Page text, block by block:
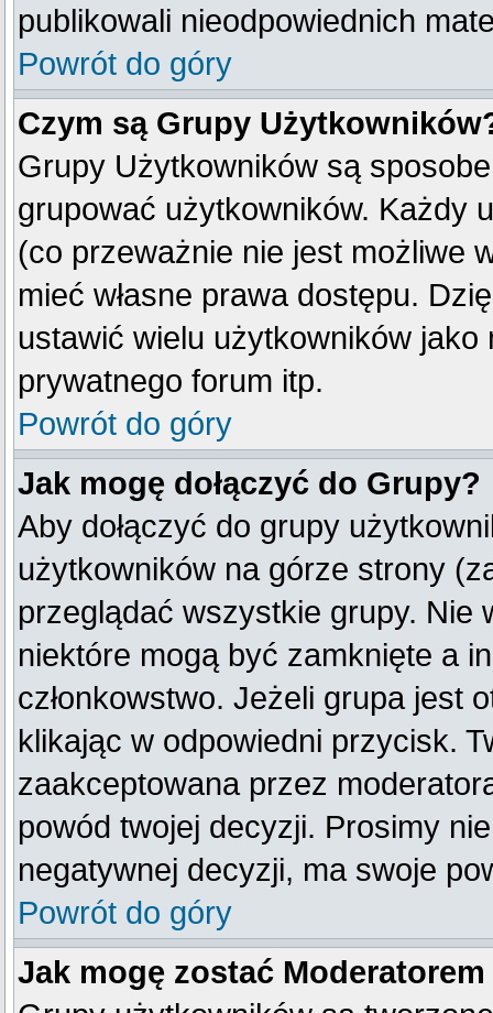
publikowali nieodpowiednich
Powrót do góry
Czym są Grupy
Grupy Użytkowników są
grupować użytkowników. Każdy
(co przeważnie nie jest możliwe
mieć własne prawa dostępu.
ustawić wielu użytkowników
prywatnego forum itp.
Powrót do góry
Jak mogę dołączyć do Grupy?
Aby dołączyć do grupy
użytkowników na górze strony
przeglądać wszystkie grupy. Nie
niektóre mogą być zamknięte a
członkowstwo. Jeżeli grupa jest
klikając w odpowiedni przycisk.
zaakceptowana przez
powód twojej decyzji. Prosimy
negatywnej decyzji, ma swoje
Powrót do góry
Jak mogę zostać